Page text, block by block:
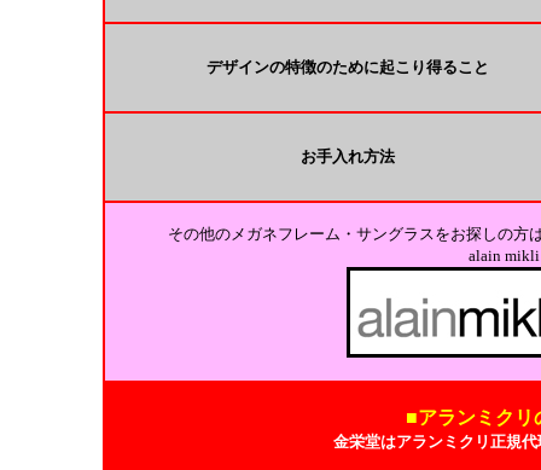
デザインの特徴のために起こり得ること
お手入れ方法
その他のメガネフレーム・サングラスをお探しの方
alain
■アランミクリ
金栄堂はアランミクリ正規